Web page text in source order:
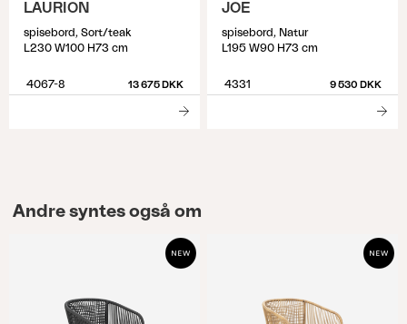
LAURION
spisebord, Sort/teak
L230 W100 H73 cm
4067-8 13 675 DKK
JOE
spisebord, Natur
L195 W90 H73 cm
4331 9 530 DKK
Andre syntes også om